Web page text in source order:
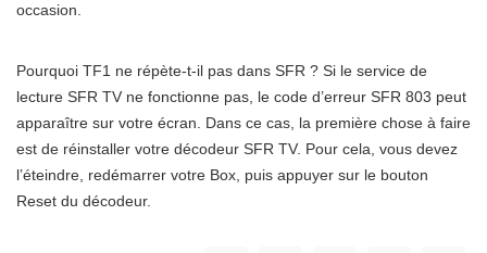
occasion.
Pourquoi TF1 ne répète-t-il pas dans SFR ? Si le service de
lecture SFR TV ne fonctionne pas, le code d’erreur SFR 803 peut
apparaître sur votre écran. Dans ce cas, la première chose à faire
est de réinstaller votre décodeur SFR TV. Pour cela, vous devez
l’éteindre, redémarrer votre Box, puis appuyer sur le bouton
Reset du décodeur.